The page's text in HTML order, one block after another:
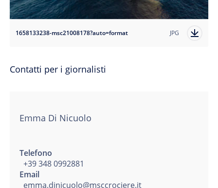
1658133238-msc21008178?auto=format JPG
Contatti per i giornalisti
Emma Di Nicuolo
Telefono
+39 348 0992881
Email
emma.dinicuolo@msccrociere.it